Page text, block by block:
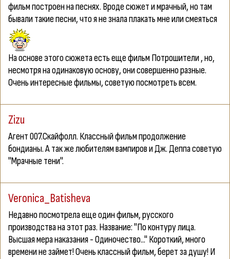
фильм построен на песнях. Вроде сюжет и мрачный, но там
бывали такие песни, что я не знала плакать мне или смеяться
На основе этого сюжета есть еще фильмПотрошители, но,
несмотря на одинаковую основу, они совершенно разные.
Очень интересные фильмы, советую посмотреть всем.
Zizu
Агент 007.Скайфолл. Классный фильм продолжение
бондианы. А так же любителям вампиров и Дж. Деппа советую
"Мрачные тени".
Veronica_Batisheva
Недавно посмотрела еще один фильм, русского
производства на этот раз. Название: "По контуру лица.
Высшая мера наказания - Одиночество..." Короткий, много
времени не займет! Очень классный фильм, берет за душу! И